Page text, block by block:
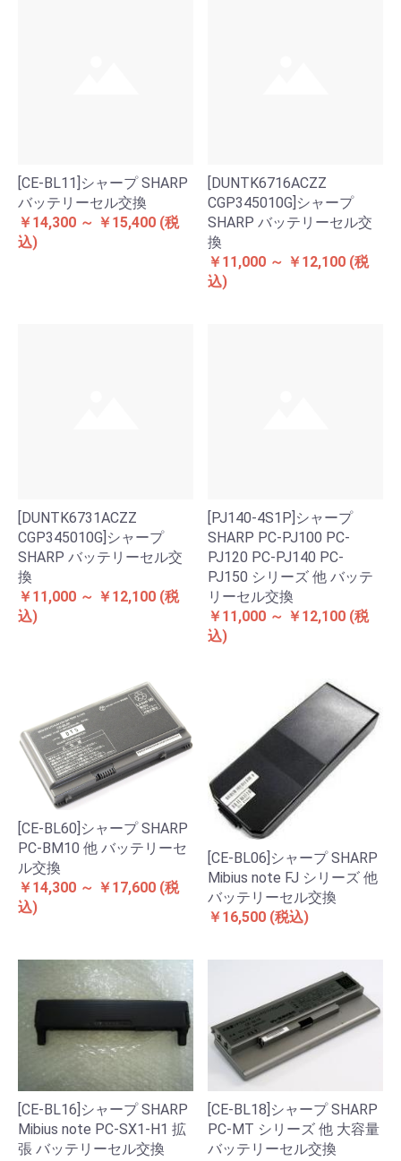
[CE-BL11]シャープ SHARP
バッテリーセル交換
￥14,300 ～ ￥15,400 (税
込)
[DUNTK6716ACZZ
CGP345010G]シャープ
SHARP バッテリーセル交
換
￥11,000 ～ ￥12,100 (税
込)
[DUNTK6731ACZZ
CGP345010G]シャープ
SHARP バッテリーセル交
換
￥11,000 ～ ￥12,100 (税
込)
[PJ140-4S1P]シャープ
SHARP PC-PJ100 PC-
PJ120 PC-PJ140 PC-
PJ150 シリーズ 他 バッテ
リーセル交換
￥11,000 ～ ￥12,100 (税
込)
[CE-BL60]シャープ SHARP
PC-BM10 他 バッテリーセ
ル交換
￥14,300 ～ ￥17,600 (税
込)
[CE-BL06]シャープ SHARP
Mibius note FJ シリーズ 他
バッテリーセル交換
￥16,500 (税込)
[CE-BL16]シャープ SHARP
Mibius note PC-SX1-H1 拡
張 バッテリーセル交換
[CE-BL18]シャープ SHARP
PC-MT シリーズ 他 大容量
バッテリーセル交換